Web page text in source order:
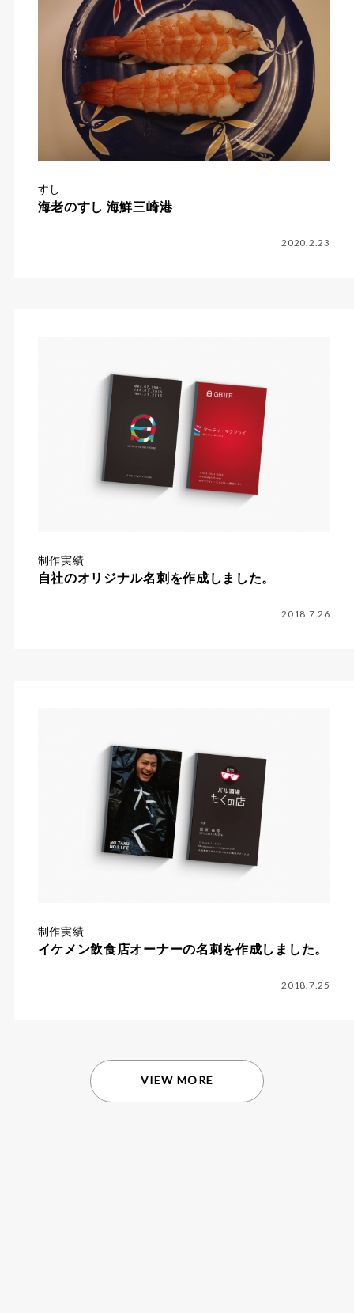
すし
海老のすし 海鮮三崎港
2020.2.23
制作実績
自社のオリジナル名刺を作成しました。
2018.7.26
制作実績
イケメン飲食店オーナーの名刺を作成しました。
2018.7.25
VIEW MORE